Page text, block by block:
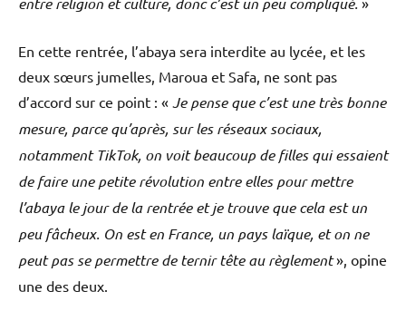
En cette rentrée, l’abaya sera interdite au lycée, et les
deux sœurs jumelles, Maroua et Safa, ne sont pas
d’accord sur ce point : « Je pense que c’est une très bonne
mesure, parce qu’après, sur les réseaux sociaux,
notamment TikTok, on voit beaucoup de filles qui essaient
de faire une petite révolution entre elles pour mettre
l’abaya le jour de la rentrée et je trouve que cela est un
peu fâcheux. On est en France, un pays laïque, et on ne
peut pas se permettre de ternir tête au règlement», opine
une des deux.